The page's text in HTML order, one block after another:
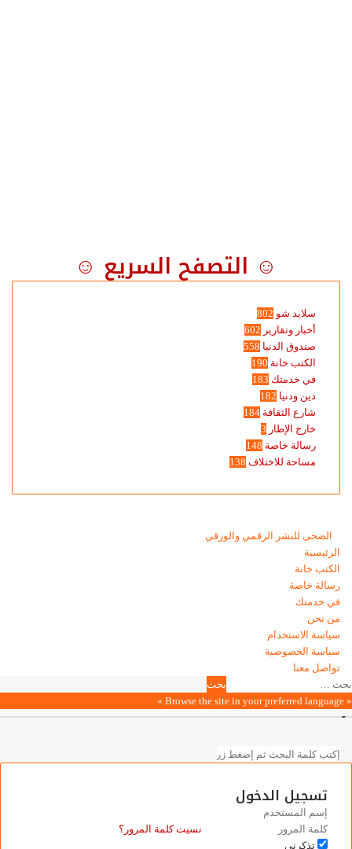
☺ التصفح السريع ☺
سلايد شو 802
أخبار وتقارير 602
صندوق الدنيا 558
الكتب خانة 190
في خدمتك 183
دين ودنيا 182
شارع الثقافة 184
خارج الإطار 3
رسالة خاصة 148
مساحة للاختلاف 138
الضحى للنشر الرقمي والورقي
الرئيسية
الكتب خانة
رسالة خاصة
في خدمتك
من نحن
سياسة الاستخدام
سياسة الخصوصية
تواصل معنا
Facebook
Twitter
LinkedIn
Pinterest
Odnoklassniki
Pocket
WhatsApp
Telegram
Viber
زر
الذهاب
إلى
إغلاق
البحث
عن:
« Browse the site in your preferred language »
إغلاق
بحث
تسجيل الدخول
نسيت كلمة المرور؟
تذكرني